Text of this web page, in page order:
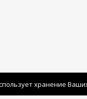
хранение